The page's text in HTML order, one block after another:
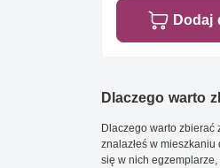
Dodaj
Dlaczego warto
Dlaczego warto zbierać
znalazłeś w
się w nich